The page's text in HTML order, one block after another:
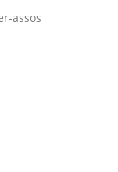
assos